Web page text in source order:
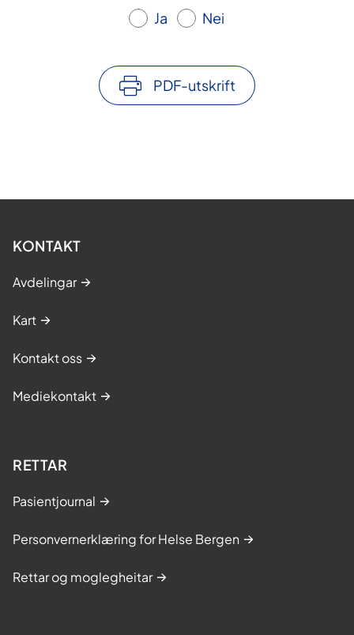
Ja Nei
PDF-utskrift
KONTAKT
Avdelingar
Kart
Kontakt oss
Mediekontakt
RETTAR
Pasientjournal
Personvernerklæring for Helse Bergen
Rettar og moglegheitar